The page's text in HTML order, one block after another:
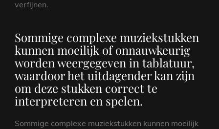
verfijnen.
Sommige complexe muziekstukken
kunnen moeilijk of onnauwkeurig
worden weergegeven in tablatuur,
waardoor het uitdagender kan zijn
om deze stukken correct te
interpreteren en spelen.
Sommige complexe muziekstukken kunnen moeilijk